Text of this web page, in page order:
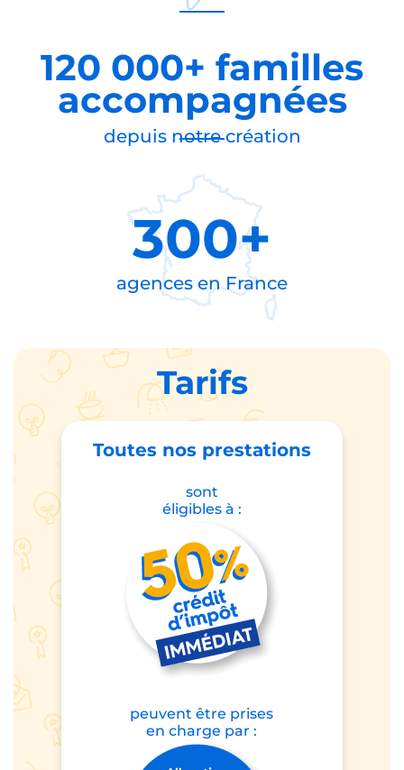
120 000+ familles
accompagnées
depuis notre création
300+
agences enFrance
Tarifs
Toutes nos prestations
sont
éligibles à :
peuvent être prises
en charge par :